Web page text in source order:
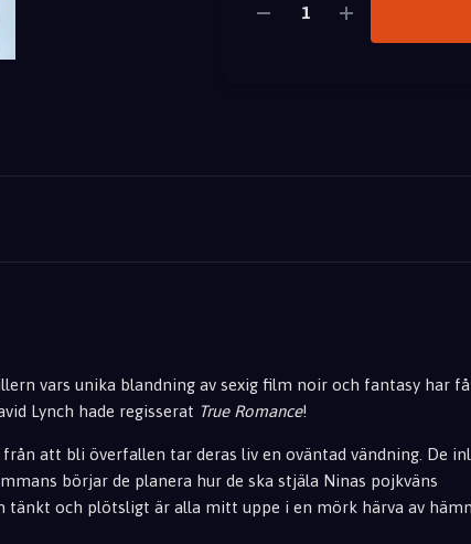
vars unika blandning av sexig film noir och fantasy har
Lynch hade regisserat True Romance!
att bli överfallen tar deras liv en oväntad vändning. De
börjar de planera hur de ska stjäla Ninas pojkväns
tänkt och plötsligt är alla mitt uppe i en mörk härva av